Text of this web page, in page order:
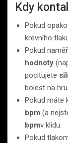
Kdy
Pokud
krevního
Pokud
hodnoty
pociťujete
bolest na
Pokud máte
bpm (a
bpmv klidu.
Pokud